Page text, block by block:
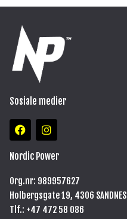
Sosiale medier
F
a
e
o
o
k
I
n
t
g
r
a
m
Nordic Power
Org.nr: 989957627
Holbergsgate 19, 4306 SANDNES
Tlf.: +47 472 58 086